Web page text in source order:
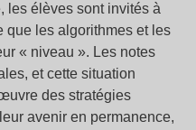
les élèves sont invités à
que les algorithmes et les
« niveau ». Les notes
et cette situation
des stratégies
avenir en permanence,